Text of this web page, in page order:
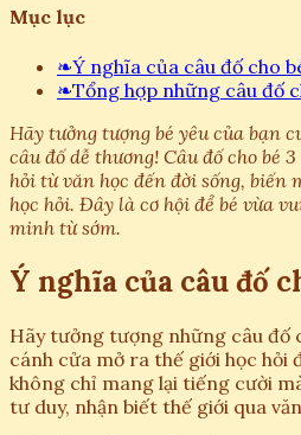
Mục lục
❧Ý nghĩa của câu đố cho
❧Tổng hợp những câu đố
Hãy tưởng tượng bé yêu của bạn
câu đố dễ thương! Câu đố cho bé
hỏi từ văn học đến đời sống, biến
học hỏi. Đây là cơ hội để bé vừa
minh từ sớm.
Ý nghĩa của câu đố
Hãy tưởng tượng những câu đố
cánh cửa mở ra thế giới học hỏi
không chỉ mang lại tiếng cười
tư duy, nhận biết thế giới qua